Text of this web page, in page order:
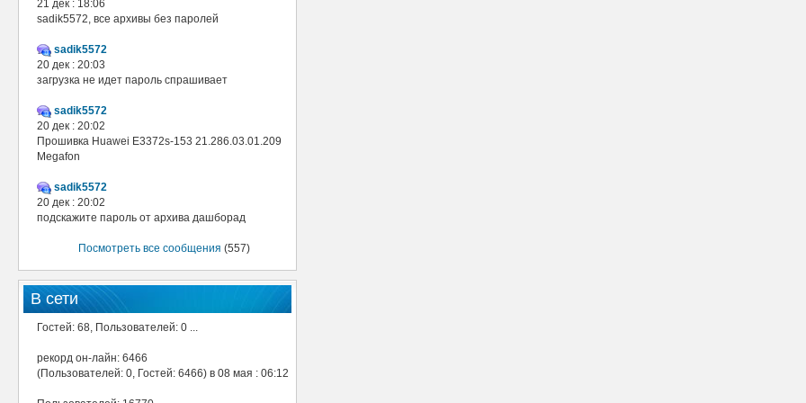
21 дек : 18:06
sadik5572, все архивы без паролей
sadik5572
20 дек : 20:03
загрузка не идет пароль спрашивает
sadik5572
20 дек : 20:02
Прошивка Huawei E3372s-153 21.286.03.01.209
Megafon
sadik5572
20 дек : 20:02
подскажите пароль от архива дашборад
Посмотреть все сообщения (557)
В сети
Гостей: 68, Пользователей: 0 ...
рекорд он-лайн: 6466
(Пользователей: 0, Гостей: 6466) в 08 мая : 06:12